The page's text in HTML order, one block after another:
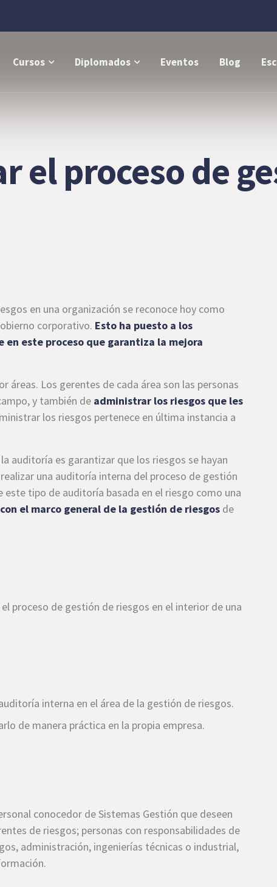
Cursos Diplomados Eventos Blog
el proceso de
en una organización se reconoce hoy como
corporativo. Esto ha puesto a los
este proceso que garantiza la mejora
áreas. Los gerentes de cada área son las personas
y también de administrar los riesgos que les
los riesgos pertenece en última instancia a
auditoría es garantizar que los riesgos se hayan
una auditoría interna del proceso de gestión
tipo de auditoría basada en el riesgo como una
el marco general de la gestión de riesgos de
proceso de gestión de riesgos en el interior de una
interna en el área de la gestión de riesgos.
de manera práctica en la propia empresa.
conocedor de Sistemas Gestión que deseen
de riesgos; personas con responsabilidades de
administración, ingenierías técnicas o industrial,